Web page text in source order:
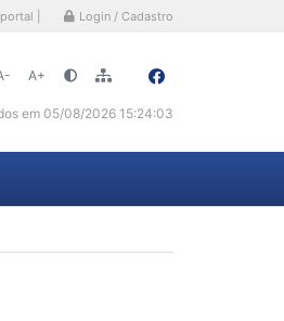
| Login / Cadastro
A+
em 05/08/2026 15:24:03